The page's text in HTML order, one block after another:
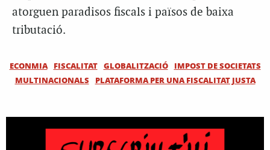
atorguen paradisos fiscals i països de baixa
tributació.
ECONMIA FISCALITAT GLOBALITZACIÓ
IMPOST DE SOCIETATS
MULTINACIONALS
PLATAFORMA PER UNA FISCALITAT JUSTA